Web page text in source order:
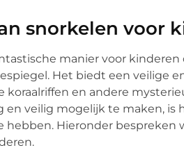
snorkelen voor
manier voor
Het biedt een veilige
koraalriffen en andere
en veilig mogelijk te maken, is
Hieronder bespreken